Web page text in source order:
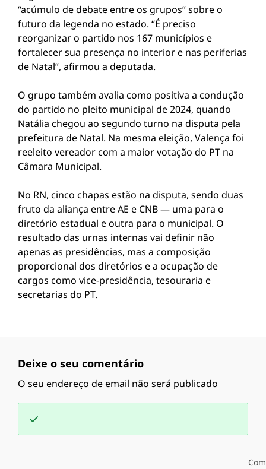
“acúmulo de debate entre os grupos” sobre o
futuro da legenda no estado. “É preciso
reorganizar o partido nos 167 municípios e
fortalecer sua presença no interior e nas periferias
de Natal”, afirmou a deputada.
O grupo também avalia como positiva a condução
do partido no pleito municipal de 2024, quando
Natália chegou ao segundo turno na disputa pela
prefeitura de Natal. Na mesma eleição, Valença foi
reeleito vereador com a maior votação do PT na
Câmara Municipal.
No RN, cinco chapas estão na disputa, sendo duas
fruto da aliança entre AE e CNB — uma para o
diretório estadual e outra para o municipal. O
resultado das urnas internas vai definir não
apenas as presidências, mas a composição
proporcional dos diretórios e a ocupação de
cargos como vice-presidência, tesouraria e
secretarias do PT.
Deixe o seu comentário
O seu endereço de email não será publicado